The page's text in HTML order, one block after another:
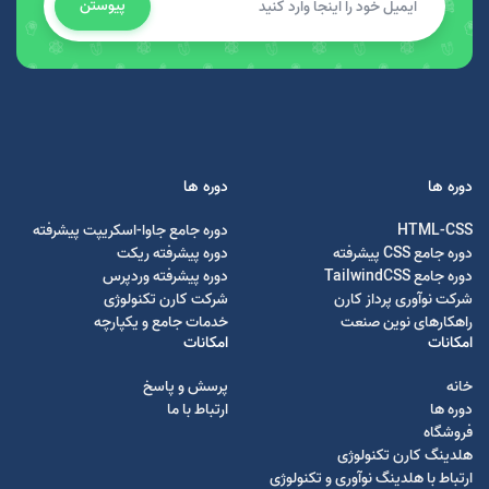
پیوستن
دوره ها
HTML-CSS
دوره جامع CSS پیشرفته
دوره جامع TailwindCSS
شرکت نوآوری پرداز کارن
راهکارهای نوین صنعت
دوره ها
دوره جامع جاوا-اسکریپت پیشرفته
دوره پیشرفته ریکت
دوره پیشرفته وردپرس
شرکت کارن تکنولوژی
خدمات جامع و یکپارچه
امکانات
خانه
دوره ها
فروشگاه
هلدینگ کارن تکنولوژی
ارتباط با هلدینگ نوآوری و تکنولوژی
امکانات
پرسش و پاسخ
ارتباط با ما